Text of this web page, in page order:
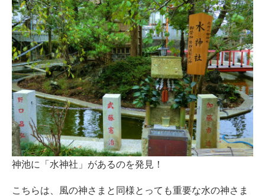
神池に「水神社」があるのを発見！
こちらは、風の神さまと同様とっても重要な水の神さま